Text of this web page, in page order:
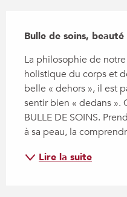
Bulle de soins,
La philosophie de
holistique du corps et
belle « dehors », il est
sentir bien « dedans ».
BULLE DE SOINS.
à sa peau, la
Lire la suite